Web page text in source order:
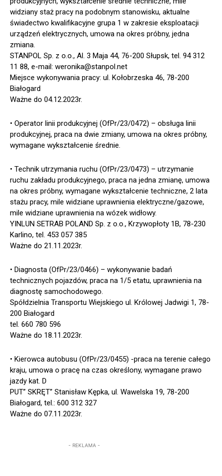
widziany staż pracy na podobnym stanowisku, aktualne
świadectwo kwalifikacyjne grupa 1 w zakresie eksploatacji
urządzeń elektrycznych, umowa na okres próbny, jedna
zmiana.
STANPOL Sp. z o.o., Al. 3 Maja 44, 76-200 Słupsk, tel. 94 312
11 88, e-mail: weronika@stanpol.net
Miejsce wykonywania pracy: ul. Kołobrzeska 46, 78-200
Białogard
Ważne do 04.12.2023r.
• Operator linii produkcyjnej (OfPr/23/0472) – obsługa linii
produkcyjnej, praca na dwie zmiany, umowa na okres próbny,
wymagane wykształcenie średnie.
• Technik utrzymania ruchu (OfPr/23/0473) – utrzymanie
ruchu zakładu produkcyjnego, praca na jedna zmianę, umowa
na okres próbny, wymagane wykształcenie techniczne, 2 lata
stażu pracy, mile widziane uprawnienia elektryczne/gazowe,
mile widziane uprawnienia na wózek widłowy.
YINLUN SETRAB POLAND Sp. z o.o., Krzywopłoty 1B, 78-230
Karlino, tel. 453 057 385
Ważne do 21.11.2023r.
• Diagnosta (OfPr/23/0466) – wykonywanie badań
technicznych pojazdów, praca na 1/5 etatu, uprawnienia na
diagnostę samochodowego.
Spółdzielnia Transportu Wiejskiego ul. Królowej Jadwigi 1, 78-
200 Białogard
tel. 660 780 596
Ważne do 18.11.2023r.
• Kierowca autobusu (OfPr/23/0455) -praca na terenie całego
kraju, umowa o pracę na czas określony, wymagane prawo
jazdy kat. D
PUT” SKRĘT” Stanisław Kępka, ul. Wawelska 19, 78-200
Białogard, tel.: 600 312 327
Ważne do 07.11.2023r.
- REKLAMA -